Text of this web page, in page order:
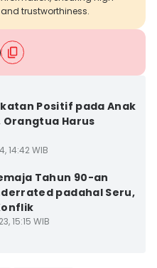
trustworthiness.
Positif pada Anak
Orangtua Harus
14:42 WIB
Tahun 90-an
padahal Seru,
15:15 WIB